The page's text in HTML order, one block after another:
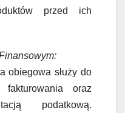
przed ich
obiegowa służy do
fakturowania oraz
podatkową.